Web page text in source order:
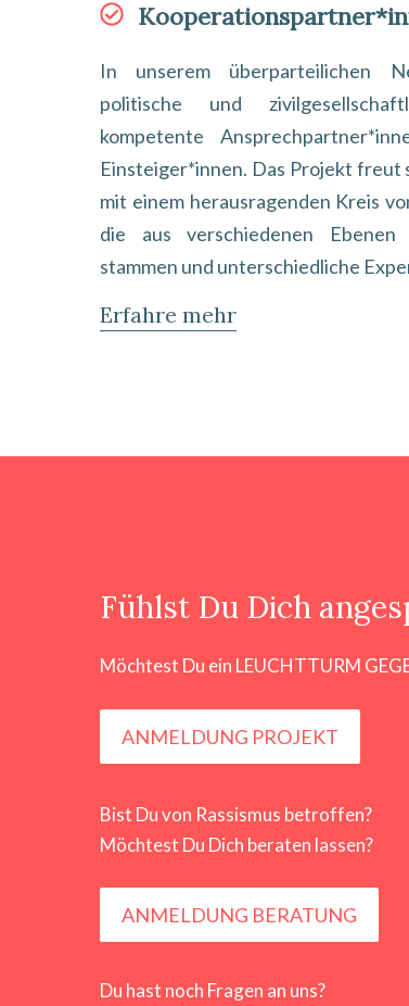
In unserem überparteilichen
politische und
kompetente
Einsteiger*innen. Das Projekt freut
mit einem herausragenden Kreis
die aus verschiedenen
stammen und unterschiedliche
Erfahre mehr
Fühlst Du Dich
Möchtest Du ein LEUCHTTURM
ANMELDUNG PROJEKT
Bist Du von Rassismus betroffen?
Möchtest Du Dich beraten lassen?
ANMELDUNG BERATUNG
Du hast noch Fragen an uns?